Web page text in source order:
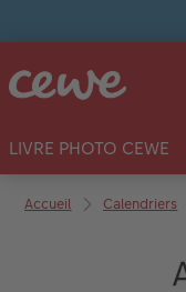
LIVRE PHOTO CEWE
Accueil Calendriers